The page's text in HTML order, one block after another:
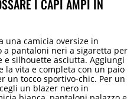
I CAPI AMPI IN
una camicia oversize in
a pantaloni neri a sigaretta per
silhouette asciutta. Aggiungi
vita e completa con un paio
un tocco sportivo-chic. Per un
un blazer nero in